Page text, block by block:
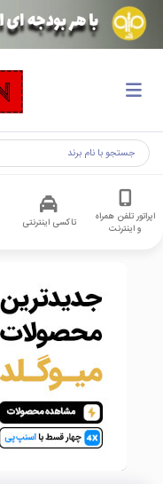
اپراتور تلفن همراه
و اینترنت
تاکسی اینترنتی